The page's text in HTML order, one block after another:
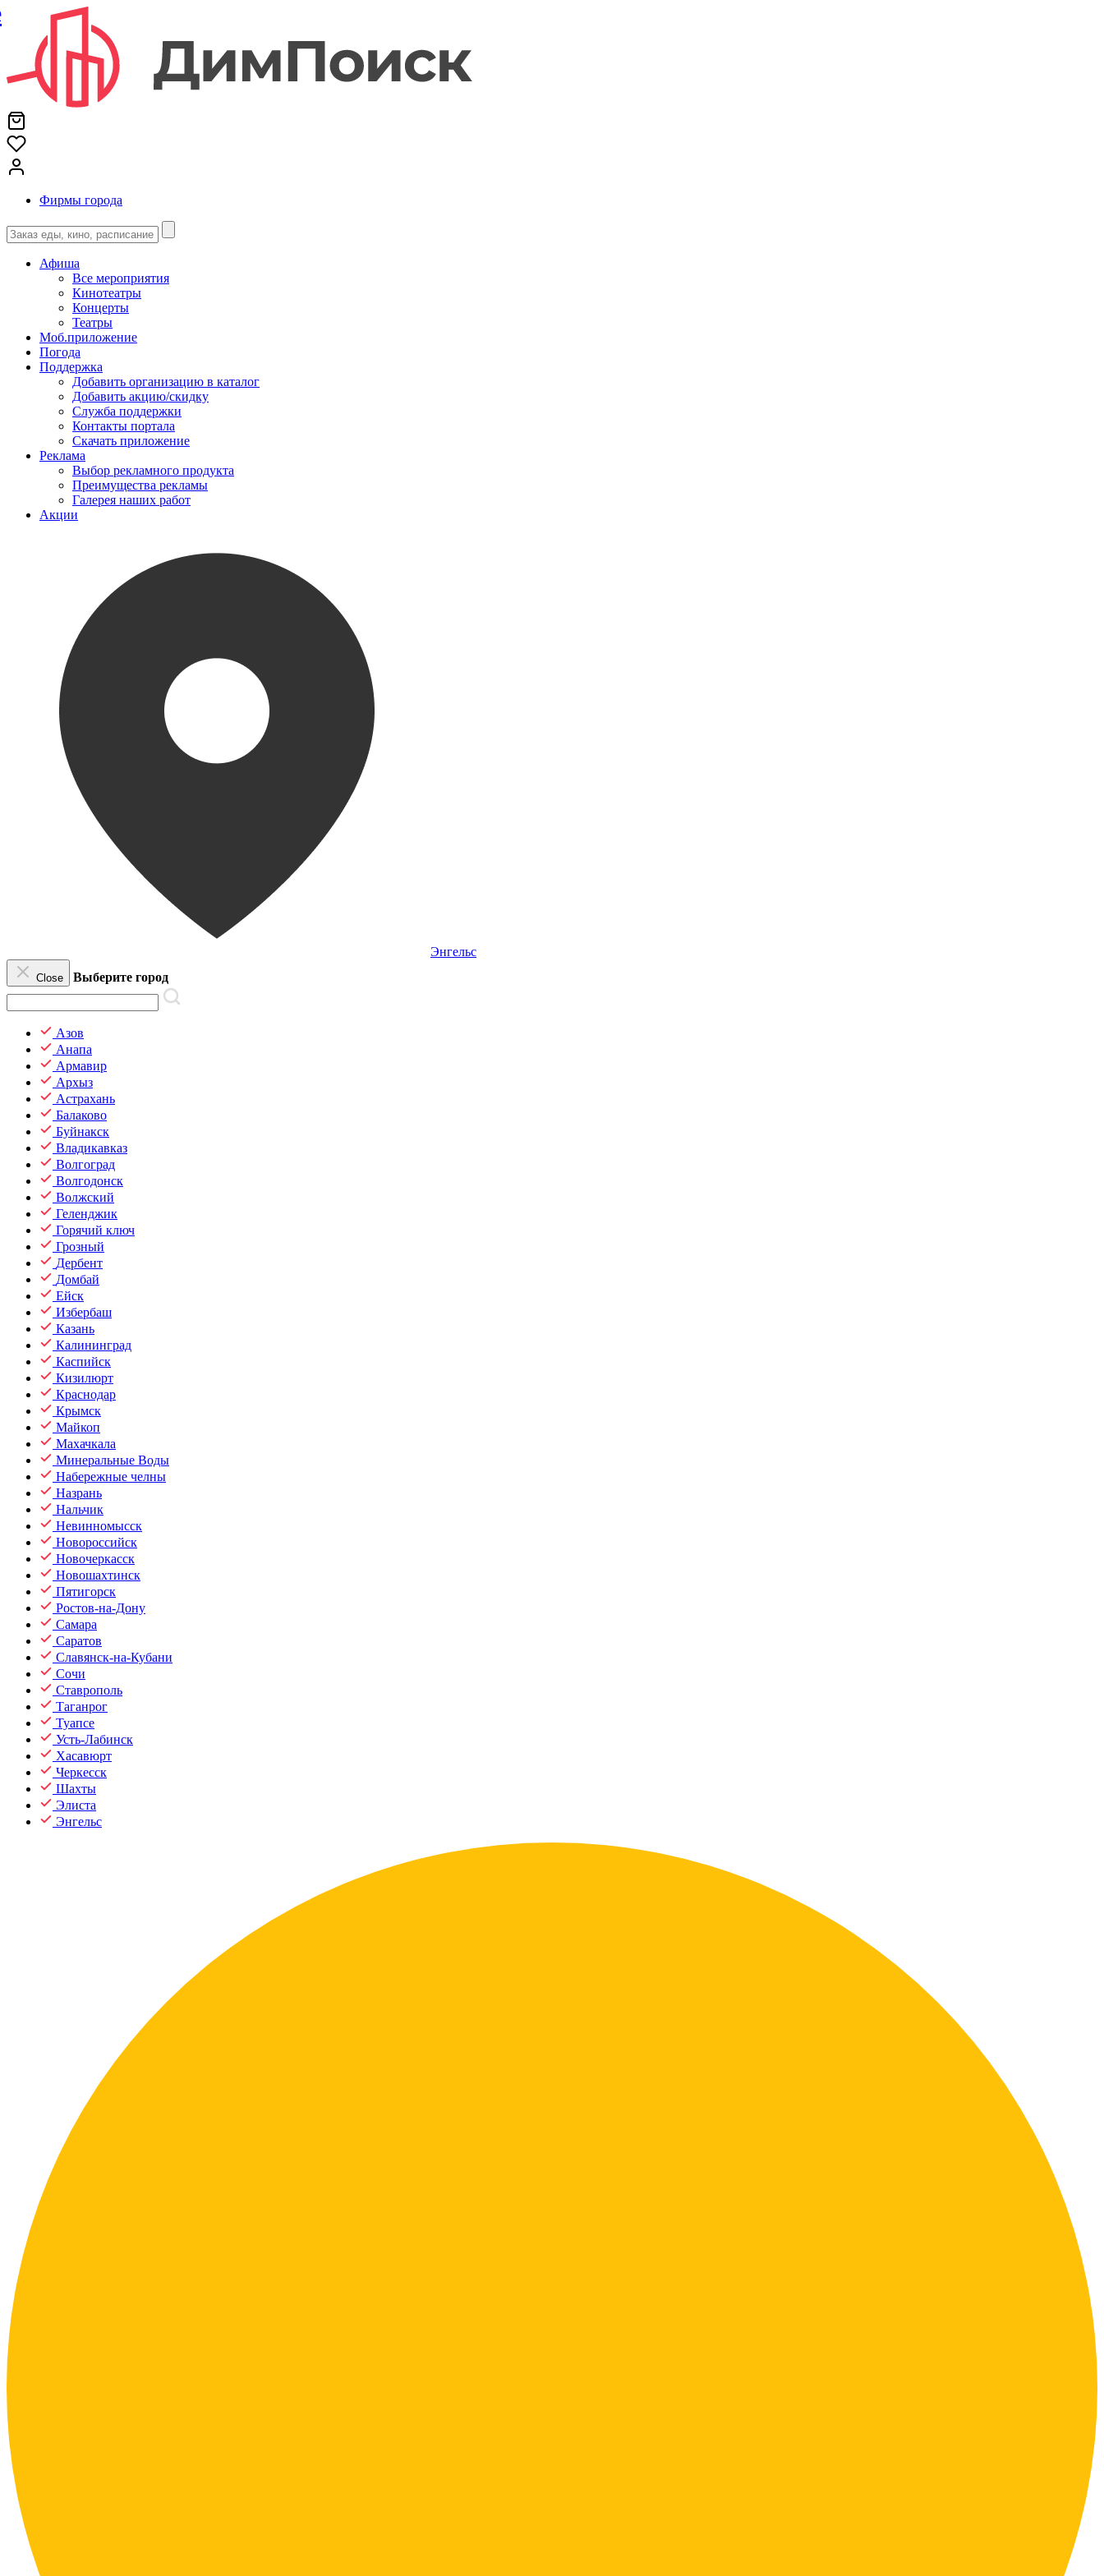
Фирмы города
Афиша
Все мероприятия
Кинотеатры
Концерты
Театры
Моб.приложение
Погода
Поддержка
Добавить организацию в каталог
Добавить акцию/скидку
Служба поддержки
Контакты портала
Скачать приложение
Реклама
Выбор рекламного продукта
Преимущества рекламы
Галерея наших работ
Акции
Энгельс
Close Выберите город
Азов
Анапа
Армавир
Архыз
Астрахань
Балаково
Буйнакск
Владикавказ
Волгоград
Волгодонск
Волжский
Геленджик
Горячий ключ
Грозный
Дербент
Домбай
Ейск
Избербаш
Казань
Калининград
Каспийск
Кизилюрт
Краснодар
Крымск
Майкоп
Махачкала
Минеральные Воды
Набережные челны
Назрань
Нальчик
Невинномысск
Новороссийск
Новочеркасск
Новошахтинск
Пятигорск
Ростов-на-Дону
Самара
Саратов
Славянск-на-Кубани
Сочи
Ставрополь
Таганрог
Туапсе
Усть-Лабинск
Хасавюрт
Черкесск
Шахты
Элиста
Энгельс